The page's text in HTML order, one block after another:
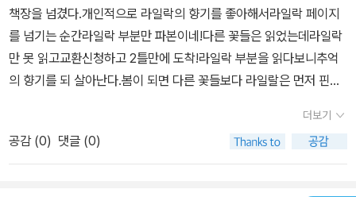
책장을 넘겼다.개인적으로 라일락의 향기를 좋아해서라일락 페이지
를 넘기는 순간라일락 부분만 파본이네!다른 꽃들은 읽었는데라일락
만 못 읽고교환신청하고 2틀만에 도착!라일락 부분을 읽다보니추억
의 향기를 되 살아난다.봄이 되면 다른 꽃들보다 라일랄은 먼저 핀다.
다.아직은 꼼샘추위 때문에 몸을 감싸고 있는데머리는 몸에서 날아갈
듯 이 가볍고오묘한 향기에 취해 있다. 그리고, 가던 길을 멈춘다.향기
에 대한 추억을 상기시키기 시작한다.중간생략꽃, 그림이 되다를 읽
더보기
공감 (0) 댓글 (0)